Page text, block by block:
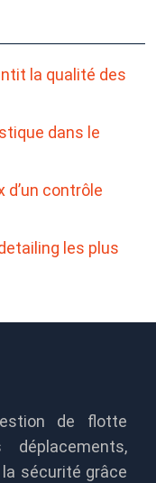
la qualité des
dans le
contrôle
les plus
de flotte
déplacements,
sécurité grâce